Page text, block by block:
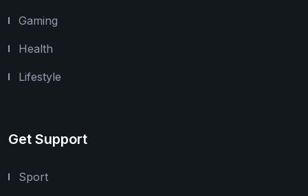
Gaming
Health
Lifestyle
Get Support
Sport